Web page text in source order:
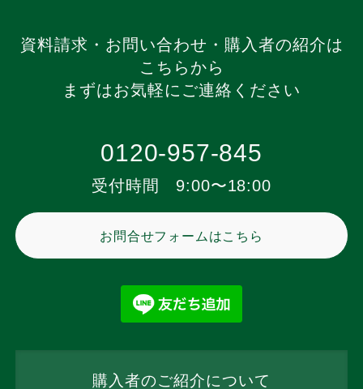
資料請求・お問い合わせ・購入者の紹介は
こちらから
まずはお気軽にご連絡ください
0120-957-845
受付時間 9:00〜18:00
お問合せフォームはこちら
購入者のご紹介について